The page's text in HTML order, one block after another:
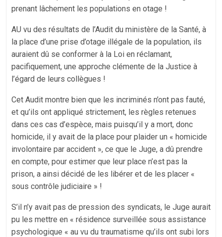
prenant lâchement les populations en otage !
AU vu des résultats de l’Audit du ministère de la Santé, à
la place d’une prise d’otage illégale de la population, ils
auraient dû se conformer à la Loi en réclamant,
pacifiquement, une approche clémente de la Justice à
l’égard de leurs collègues !
Cet Audit montre bien que les incriminés n’ont pas fauté,
et qu’ils ont appliqué strictement, les règles retenues
dans ces cas d’espèce, mais puisqu’il y a mort, donc
homicide, il y avait de la place pour plaider un « homicide
involontaire par accident », ce que le Juge, a dû prendre
en compte, pour estimer que leur place n’est pas la
prison, a ainsi décidé de les libérer et de les placer «
sous contrôle judiciaire » !
S’il n’y avait pas de pression des syndicats, le Juge aurait
pu les mettre en « résidence surveillée sous assistance
psychologique « au vu du traumatisme qu’ils ont subi lors